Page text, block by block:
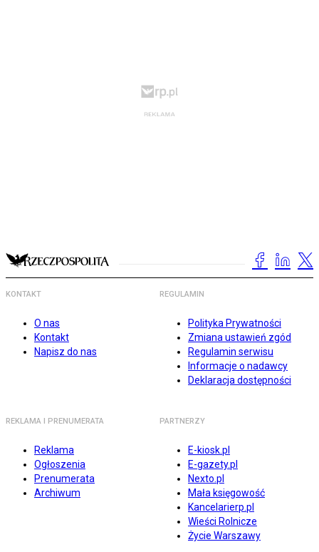
KONTAKT
O nas
Kontakt
Napisz do nas
REGULAMIN
Polityka Prywatności
Zmiana ustawień zgód
Regulamin serwisu
Informacje o nadawcy
Deklaracja dostępności
REKLAMA I PRENUMERATA
Reklama
Ogłoszenia
Prenumerata
Archiwum
PARTNERZY
E-kiosk.pl
E-gazety.pl
Nexto.pl
Mała księgowość
Kancelarierp.pl
Wieści Rolnicze
Życie Warszawy